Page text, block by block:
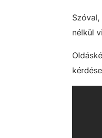
nélkül